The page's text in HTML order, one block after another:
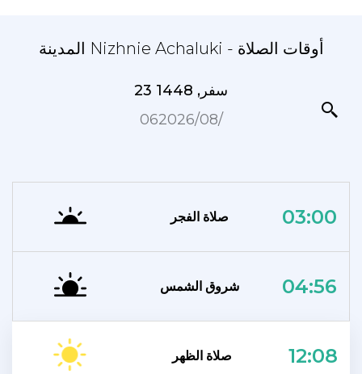
المدينة Nizhnie Achaluki - أوقات الصلاة
23 سفر, 1448
06‏/08‏/2026
صلاة الفجر 03:00
شروق الشمس 04:56
صلاة الظهر 12:08